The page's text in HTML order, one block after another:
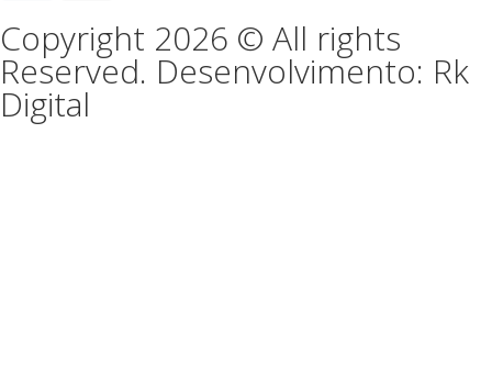
Copyright 2026 © All rights
Reserved. Desenvolvimento: Rk
Digital